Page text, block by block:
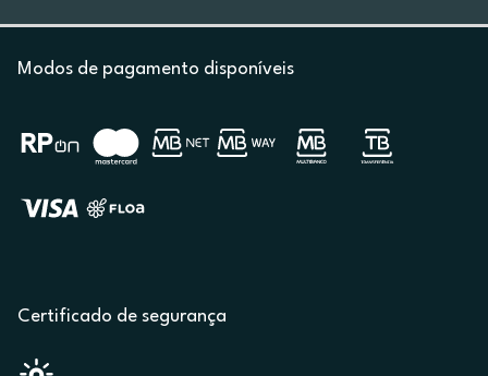
Modos de pagamento disponíveis
Certificado de segurança